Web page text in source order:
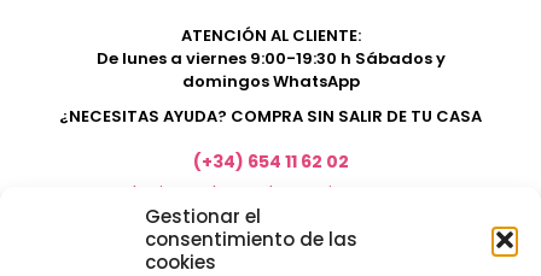
Gestionar el
consentimiento de las
cookies
ATENCIÓN AL CLIENTE:
De lunes a viernes 9:00-19:30 h Sábados y
domingos WhatsApp
¿NECESITAS AYUDA? COMPRA SIN SALIR DE TU CASA
(+34) 654 11 62 02
marketing@electrodomesticosacosta.es
Tienda de muebles en Fuengirola